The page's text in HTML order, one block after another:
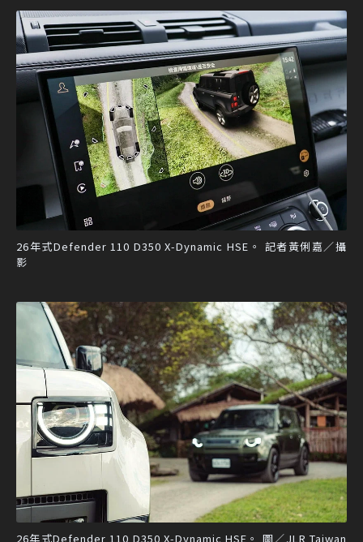
26年式Defender 110 D350 X-Dynamic HSE。 記者黃俐嘉／攝
影
26年式Defender 110 D350 X-Dynamic HSE。 圖／JLR Taiwan